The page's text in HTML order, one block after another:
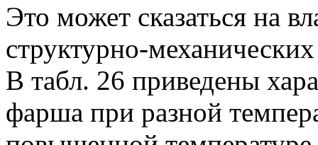
Это может сказаться на
структурно-
В табл. 26 приведены
фарша при разной